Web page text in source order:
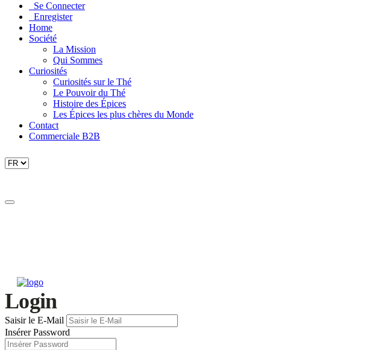
Se Connecter
Enregister
Home
Société
La Mission
Qui Sommes
Curiosités
Curiosités sur le Thé
Le Pouvoir du Thé
Histoire des Épices
Les Épices les plus chères du Monde
Contact
Commerciale B2B
Login
Saisir le E-Mail
Insérer Password